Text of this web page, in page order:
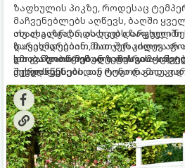
ზაფხულის პიკზე, როდესაც
მაჩვენებლებს აღწევს, ბაღში
ახალგაზრდა, ახლად დარგული
ზარალდებიან. მათ ჯერ კიდევ არ
და განვითარებული ფესვთა
ქვედა ფენებიდან ტენი
თუ ახალგაზრდა ხეებს
დავეხმარებით, მათ შესაძლოა
ხმობა დაიწყონ ან ზამთრის
შეხვდნენ.
გთავაზობთ მებაღეების
ოქროს წესებს, თუ როგორ
ხეები ზაფხულის სიცხეში: